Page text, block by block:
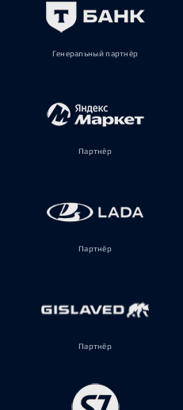
Генеральный партнёр
Партнёр
Партнёр
Партнёр